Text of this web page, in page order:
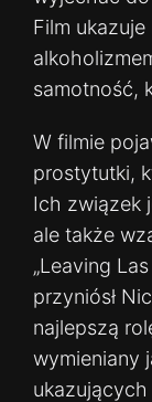
Film
samotność,
W filmie
prostytutki,
Ich związek
ale także
„Leaving
przyniósł
najlepszą
wymieniany